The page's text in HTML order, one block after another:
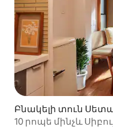
Բնակելի տուն
10 րոպե մինչև